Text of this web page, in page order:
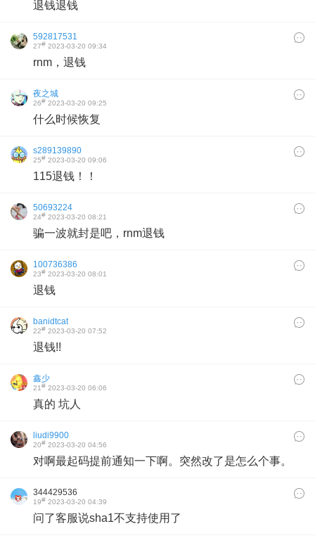
退钱退钱
592817531
27# 2023-03-20 09:34
rnm，退钱
夜之城
26# 2023-03-20 09:25
什么时候恢复
s289139890
25# 2023-03-20 09:06
115退钱！！
50693224
24# 2023-03-20 08:21
骗一波就封是吧，rnm退钱
100736386
23# 2023-03-20 08:01
退钱
banidtcat
22# 2023-03-20 07:52
退钱!!
鑫少
21# 2023-03-20 06:06
真的 坑人
liudi9900
20# 2023-03-20 04:56
对啊最起码提前通知一下啊。突然改了是怎么个事。
344429536
19# 2023-03-20 04:39
问了客服说sha1不支持使用了